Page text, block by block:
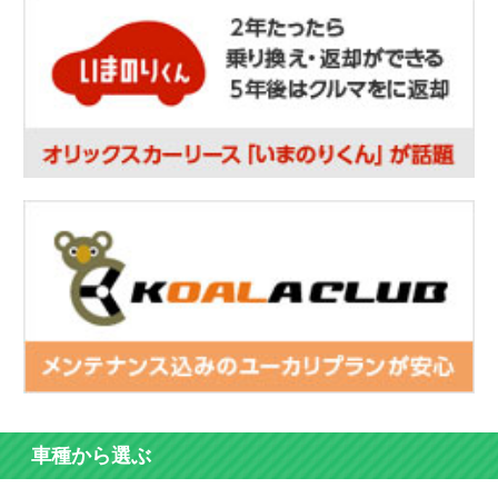
車種から選ぶ